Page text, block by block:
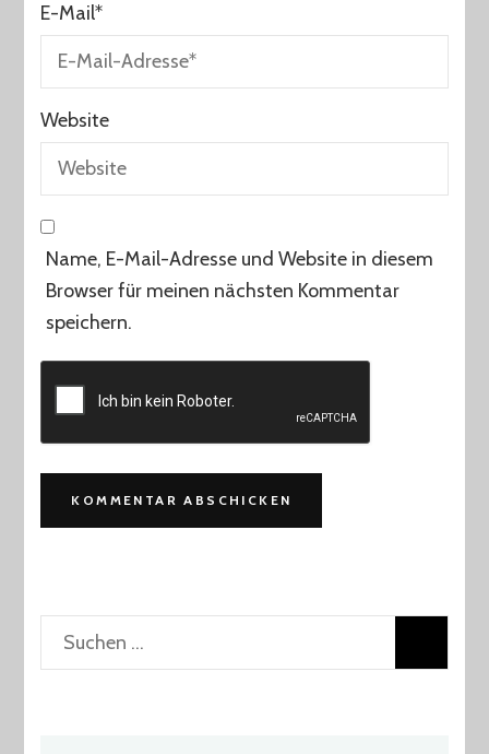
E-Mail*
Website
Name, E-Mail-Adresse und Website in diesem
Browser für meinen nächsten Kommentar
speichern.
Suchen
nach: